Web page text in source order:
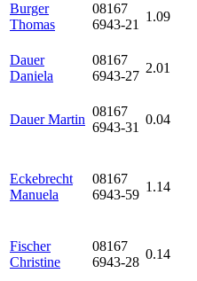
Burger
Thomas
08167
6943-21
1.09
Dauer
Daniela
08167
6943-27
2.01
Dauer Martin
08167
6943-31
0.04
Eckebrecht
Manuela
08167
6943-59
1.14
Fischer
Christine
08167
6943-28
0.14